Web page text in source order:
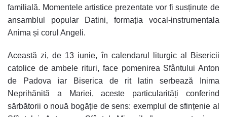
familială. Momentele artistice prezentate vor fi susținute de
ansamblul popular Datini, formația vocal-instrumentala
Anima și corul Angeli.
Această zi, de 13 iunie, în calendarul liturgic al Bisericii
catolice de ambele rituri, face pomenirea Sfântului Anton
de Padova iar Biserica de rit latin serbează Inima
Neprihănită a Mariei, aceste particularități conferind
sărbătorii o nouă bogăție de sens: exemplul de sfințenie al